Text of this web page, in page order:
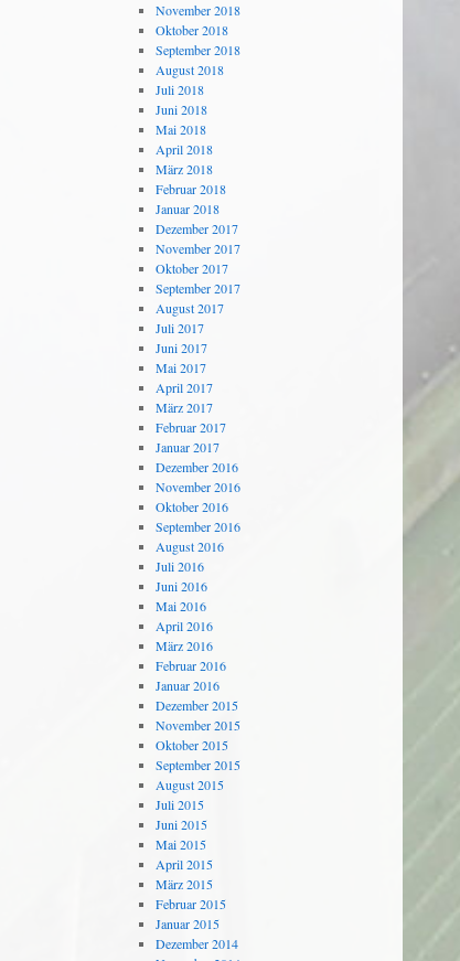
November 2018
Oktober 2018
September 2018
August 2018
Juli 2018
Juni 2018
Mai 2018
April 2018
März 2018
Februar 2018
Januar 2018
Dezember 2017
November 2017
Oktober 2017
September 2017
August 2017
Juli 2017
Juni 2017
Mai 2017
April 2017
März 2017
Februar 2017
Januar 2017
Dezember 2016
November 2016
Oktober 2016
September 2016
August 2016
Juli 2016
Juni 2016
Mai 2016
April 2016
März 2016
Februar 2016
Januar 2016
Dezember 2015
November 2015
Oktober 2015
September 2015
August 2015
Juli 2015
Juni 2015
Mai 2015
April 2015
März 2015
Februar 2015
Januar 2015
Dezember 2014